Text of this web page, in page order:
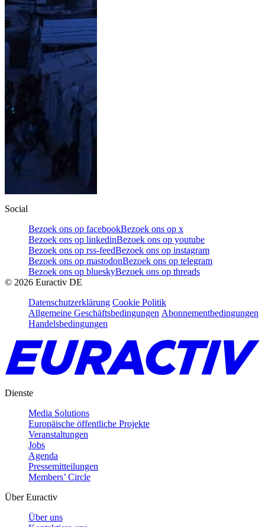
Social
Bezoek ons op facebookBezoek ons op x
Bezoek ons op linkedinBezoek ons op youtube
Bezoek ons op rss-feedBezoek ons op instagram
Bezoek ons op mastodonBezoek ons op telegram
Bezoek ons op blueskyBezoek ons op threads
© 2026 Euractiv DE
Datenschutzerklärung Cookie Politik
Allgemeine Geschäftsbedingungen Abonnementbedingungen
Handelsbedingungen
Dienste
Media Solutions
Europäische öffentliche Projekte
Veranstaltungen
Jobs
Agenda
Pressemitteilungen
Members’ Circle
Über Euractiv
Über uns